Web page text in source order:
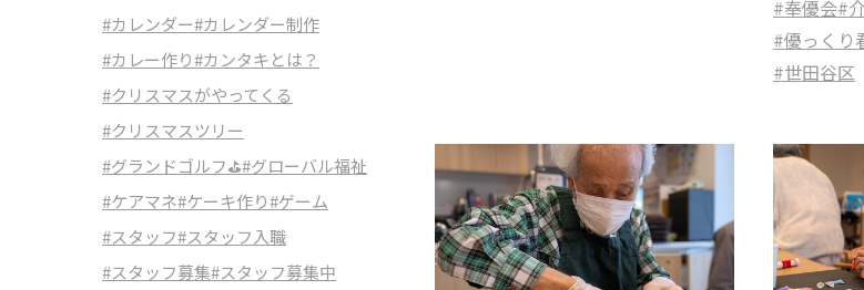
#奉優会#
#優っくり
#世田谷区
#カレンダー#カレンダー制作
#カレー作り#カンタキとは？
#クリスマスがやってくる
#クリスマスツリー
#グランドゴルフ⛳#グローバル福祉
#ケアマネ#ケーキ作り#ゲーム
#スタッフ#スタッフ入職
#スタッフ募集#スタッフ募集中